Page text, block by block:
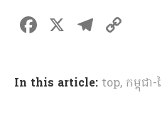
F
ce
b
X T
e
gr
p
y
In this article: top, កម្ពុជា-